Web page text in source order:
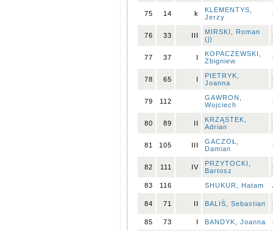
75 14 k
KLEMENTYS,
Jerzy
76 33 III
MIRSKI, Roman
(j)
77 37 I
KOPACZEWSKI,
Zbigniew
78 65 I
PIETRYK,
Joanna
79 112
GAWRON,
Wojciech
80 89 II
KRZĄSTEK,
Adrian
81 105 III
GACZOŁ,
Damian
82 111 IV
PRZYTOCKI,
Bartosz
83 116 SHUKUR, Hatam
84 71 II BALIŚ, Sebastian
85 73 I BANDYK, Joanna